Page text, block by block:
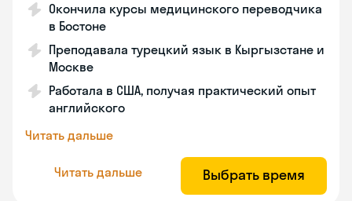
Окончила курсы медицинского переводчика
в Бостоне
Преподавала турецкий язык в Кыргызстане и
Москве
Работала в США, получая практический опыт
английского
Читать дальше
Читать дальше Выбрать время